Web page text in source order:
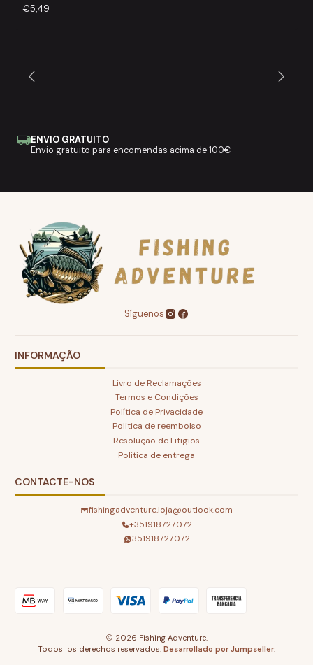
€5,49
ENVIO GRATUITO
Envio gratuito para encomendas acima de 100€
Síguenos
INFORMAÇÃO
Livro de Reclamações
Termos e Condições
Política de Privacidade
Politica de reembolso
Resolução de Litigios
Politica de entrega
CONTACTE-NOS
fishingadventure.loja@outlook.com
+351918727072
351918727072
2026 Fishing Adventure.
Todos los derechos reservados. Desarrollado por Jumpseller.